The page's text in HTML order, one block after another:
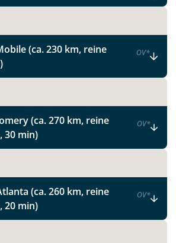
Live-Musik und wunderschöne
(ca. 230 km, reine
OV*
(ca. 270 km, reine
30 min)
OV*
(ca. 260 km, reine
20 min)
OV*